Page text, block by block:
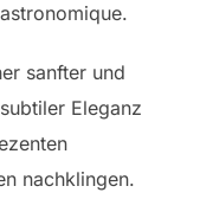
sanfter und
Eleganz
nachklingen.